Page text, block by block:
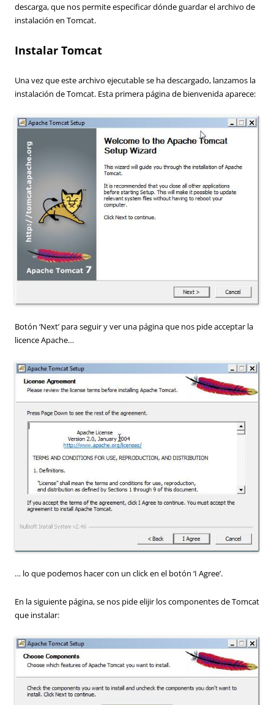
descarga, que nos permite especificar dónde guardar el archivo de
instalación en Tomcat.
Instalar Tomcat
Una vez que este archivo ejecutable se ha descargado, lanzamos la
instalación de Tomcat. Esta primera página de bienvenida aparece:
Botón ‘Next’ para seguir y ver una página que nos pide acceptar la
licence Apache…
… lo que podemos hacer con un click en el botón ‘I Agree’.
En la siguiente página, se nos pide elijir los componentes de Tomcat
que instalar: